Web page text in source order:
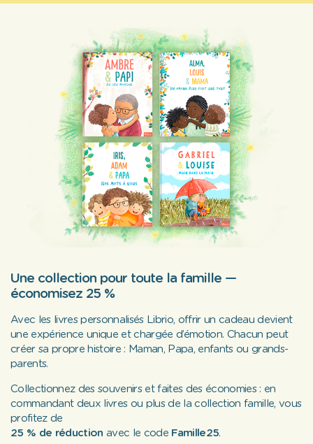
Une collection pour toute la famille —
économisez 25 %
Avec les livres personnalisés Librio, offrir un cadeau devient
une expérience unique et chargée d’émotion. Chacun peut
créer sa propre histoire : Maman, Papa, enfants ou grands-
parents.
Collectionnez des souvenirs et faites des économies : en
commandant deux livres ou plus de la collection famille, vous
profitez de
25 % de réduction avec le code Famille25.